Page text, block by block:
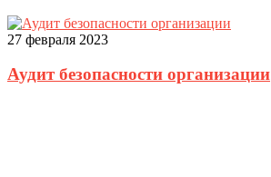
27 февраля 2023
Аудит безопасности организации